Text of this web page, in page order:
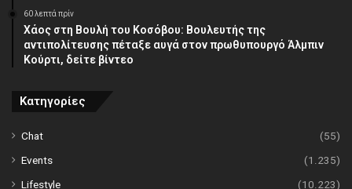
60 λεπτά πρίν
Χάος στη Βουλή του Κοσόβου: Βουλευτής της
αντιπολίτευσης πέταξε αυγά στον πρωθυπουργό Άλμπιν
Κούρτι, δείτε βίντεο
Κατηγορίες
Chat
(55)
Events
(1.235)
Lifestyle
(10.223)